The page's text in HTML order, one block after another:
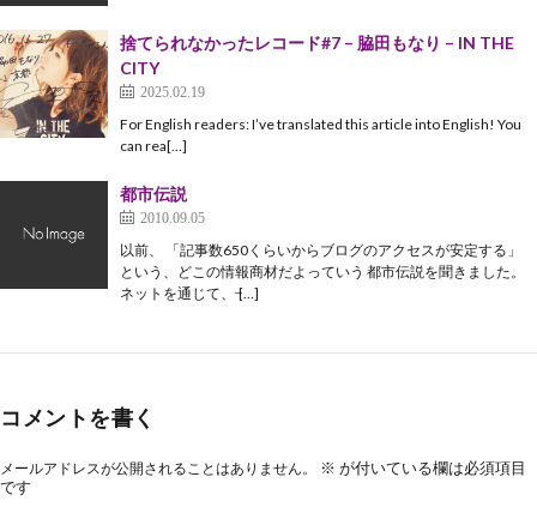
捨てられなかったレコード#7 – 脇田もなり – IN THE
CITY
2025.02.19
For English readers: I’ve translated this article into English! You
can rea[…]
都市伝説
2010.09.05
以前、 「記事数650くらいからブログのアクセスが安定する」
という、どこの情報商材だよっていう 都市伝説を聞きました。
ネットを通じて、 ̶[…]
コメントを書く
メールアドレスが公開されることはありません。 ※ が付いている欄は必須項目
です